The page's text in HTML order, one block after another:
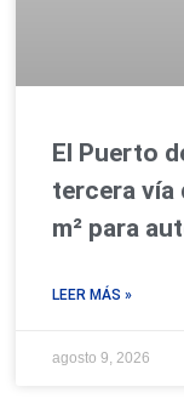
El Puerto
tercera vía
m² para
LEER MÁS »
agosto 9, 2026